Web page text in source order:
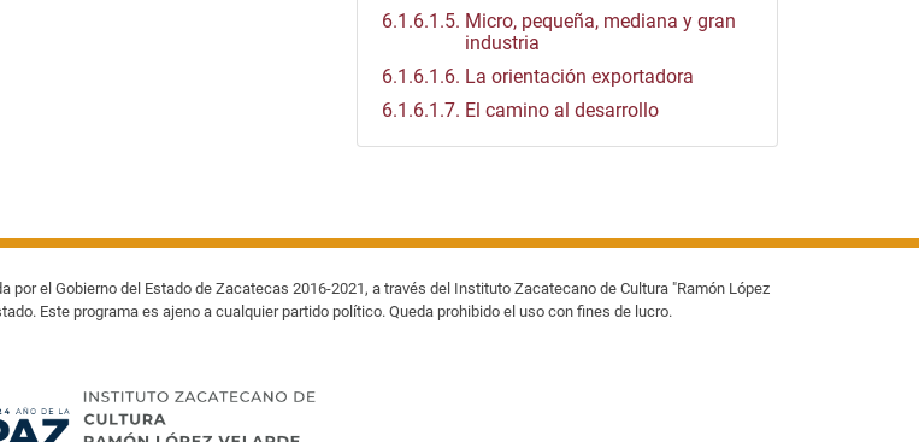
6.1.6.1.5. Micro, pequeña, mediana y gran
industria
6.1.6.1.6. La orientación exportadora
6.1.6.1.7. El camino al desarrollo
por el Gobierno del Estado de Zacatecas 2016-2021, a través del Instituto Zacatecano de Cultura "Ramón López
Este programa es ajeno a cualquier partido político. Queda prohibido el uso con fines de lucro.